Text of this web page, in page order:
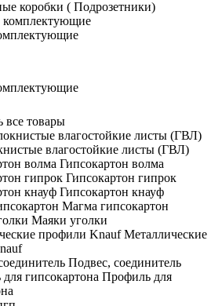
коробки ( Подрозетники)
все товары
влагостойкие листы (ГВЛ)
Гипсокартон волма
Гипсокартон гипрок
Гипсокартон кнауф
Магма гипсокартон
Маяки уголки
Металлические
Подвес, соединитель
Профиль для